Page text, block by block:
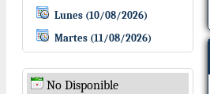
Lunes (10/08/2026)
Martes (11/08/2026)
No Disponible